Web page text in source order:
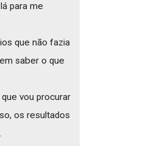
para me
que não fazia
saber o que
vou procurar
os resultados